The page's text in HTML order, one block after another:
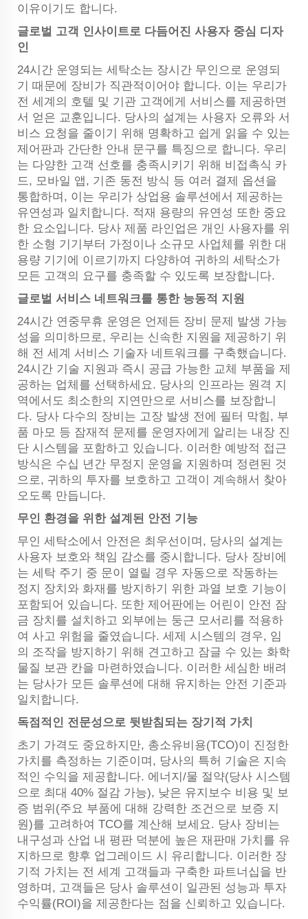
이유이기도 합니다.
글로벌 고객 인사이트로 다듬어진 사용자 중심 디자
인
24시간 운영되는 세탁소는 장시간 무인으로 운영되
기 때문에 장비가 직관적이어야 합니다. 이는 우리가
전 세계의 호텔 및 기관 고객에게 서비스를 제공하면
서 얻은 교훈입니다. 당사의 설계는 사용자 오류와 서
비스 요청을 줄이기 위해 명확하고 쉽게 읽을 수 있는
제어판과 간단한 안내 문구를 특징으로 합니다. 우리
는 다양한 고객 선호를 충족시키기 위해 비접촉식 카
드, 모바일 앱, 기존 동전 방식 등 여러 결제 옵션을
통합하며, 이는 우리가 상업용 솔루션에서 제공하는
유연성과 일치합니다. 적재 용량의 유연성 또한 중요
한 요소입니다. 당사 제품 라인업은 개인 사용자를 위
한 소형 기기부터 가정이나 소규모 사업체를 위한 대
용량 기기에 이르기까지 다양하여 귀하의 세탁소가
모든 고객의 요구를 충족할 수 있도록 보장합니다.
글로벌 서비스 네트워크를 통한 능동적 지원
24시간 연중무휴 운영은 언제든 장비 문제 발생 가능
성을 의미하므로, 우리는 신속한 지원을 제공하기 위
해 전 세계 서비스 기술자 네트워크를 구축했습니다.
24시간 기술 지원과 즉시 공급 가능한 교체 부품을 제
공하는 업체를 선택하세요. 당사의 인프라는 원격 지
역에서도 최소한의 지연만으로 서비스를 보장합니
다. 당사 다수의 장비는 고장 발생 전에 필터 막힘, 부
품 마모 등 잠재적 문제를 운영자에게 알리는 내장 진
단 시스템을 포함하고 있습니다. 이러한 예방적 접근
방식은 수십 년간 무정지 운영을 지원하며 정련된 것
으로, 귀하의 투자를 보호하고 고객이 계속해서 찾아
오도록 만듭니다.
무인 환경을 위한 설계된 안전 기능
무인 세탁소에서 안전은 최우선이며, 당사의 설계는
사용자 보호와 책임 감소를 중시합니다. 당사 장비에
는 세탁 주기 중 문이 열릴 경우 자동으로 작동하는
정지 장치와 화재를 방지하기 위한 과열 보호 기능이
포함되어 있습니다. 또한 제어판에는 어린이 안전 잠
금 장치를 설치하고 외부에는 둥근 모서리를 적용하
여 사고 위험을 줄였습니다. 세제 시스템의 경우, 임
의 조작을 방지하기 위해 견고하고 잠글 수 있는 화학
물질 보관 칸을 마련하였습니다. 이러한 세심한 배려
는 당사가 모든 솔루션에 대해 유지하는 안전 기준과
일치합니다.
독점적인 전문성으로 뒷받침되는 장기적 가치
초기 가격도 중요하지만, 총소유비용(TCO)이 진정한
가치를 측정하는 기준이며, 당사의 특허 기술은 지속
적인 수익을 제공합니다. 에너지/물 절약(당사 시스템
으로 최대 40% 절감 가능), 낮은 유지보수 비용 및 보
증 범위(주요 부품에 대해 강력한 조건으로 보증 지
원)를 고려하여 TCO를 계산해 보세요. 당사 장비는
내구성과 산업 내 평판 덕분에 높은 재판매 가치를 유
지하므로 향후 업그레이드 시 유리합니다. 이러한 장
기적 가치는 전 세계 고객들과 구축한 파트너십을 반
영하며, 고객들은 당사 솔루션이 일관된 성능과 투자
수익률(ROI)을 제공한다는 점을 신뢰하고 있습니다.